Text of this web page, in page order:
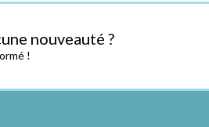
nouveauté ?
!